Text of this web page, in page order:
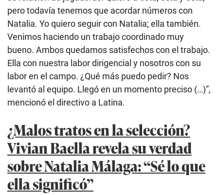
pero todavía tenemos que acordar números con
Natalia. Yo quiero seguir con Natalia; ella también.
Venimos haciendo un trabajo coordinado muy
bueno. Ambos quedamos satisfechos con el trabajo.
Ella con nuestra labor dirigencial y nosotros con su
labor en el campo. ¿Qué más puedo pedir? Nos
levantó al equipo. Llegó en un momento preciso (…)”,
mencionó el directivo a Latina.
¿Malos tratos en la selección?
Vivian Baella revela su verdad
sobre Natalia Málaga: “Sé lo que
ella significó”